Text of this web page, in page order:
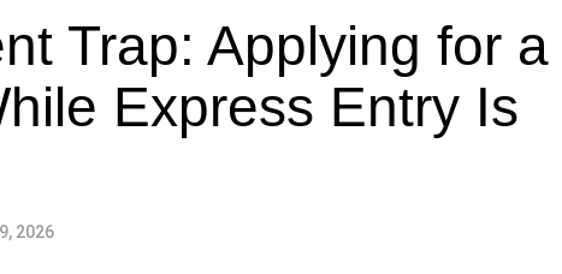
Trap: Applying for a
Express Entry Is
2026